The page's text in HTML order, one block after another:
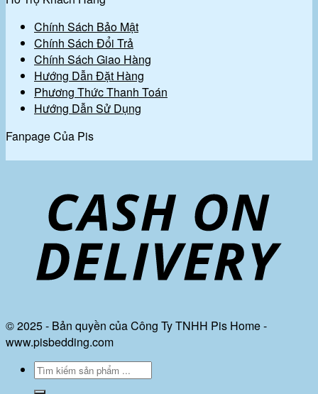
Chính Sách Bảo Mật
Chính Sách Đổi Trả
Chính Sách Giao Hàng
Hướng Dẫn Đặt Hàng
Phương Thức Thanh Toán
Hướng Dẫn Sử Dụng
Fanpage Của Pis
© 2025 - Bản quyền của Công Ty TNHH Pis Home -
www.pisbedding.com
Tìm